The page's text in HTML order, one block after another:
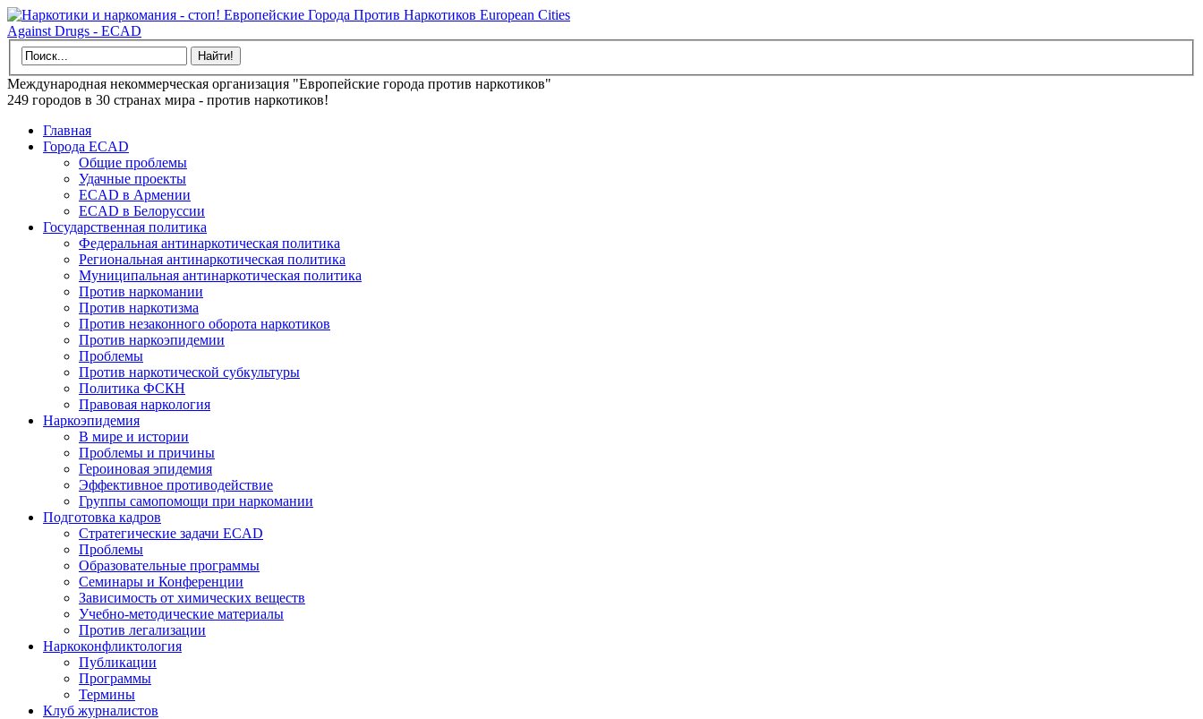
Международная некоммерческая организация "Европейские города против наркотиков"
249 городов в 30 странах мира - против наркотиков!
Главная
Города ECAD
Общие проблемы
Удачные проекты
ECAD в Армении
ECAD в Белоруссии
Государственная политика
Федеральная антинаркотическая политика
Региональная антинаркотическая политика
Муниципальная антинаркотическая политика
Против наркомании
Против наркотизма
Против незаконного оборота наркотиков
Против наркоэпидемии
Проблемы
Против наркотической субкультуры
Политика ФСКН
Правовая наркология
Наркоэпидемия
В мире и истории
Проблемы и причины
Героиновая эпидемия
Эффективное противодействие
Группы самопомощи при наркомании
Подготовка кадров
Стратегические задачи ECAD
Проблемы
Образовательные программы
Семинары и Конференции
Зависимость от химических веществ
Учебно-методические материалы
Против легализации
Наркоконфликтология
Публикации
Программы
Термины
Клуб журналистов